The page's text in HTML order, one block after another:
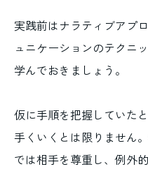
実践前はナラティブアプ
ュニケーションのテクニ
学んでおきましょう。
仮に手順を把握していた
手くいくとは限りません
では相手を尊重し、例外